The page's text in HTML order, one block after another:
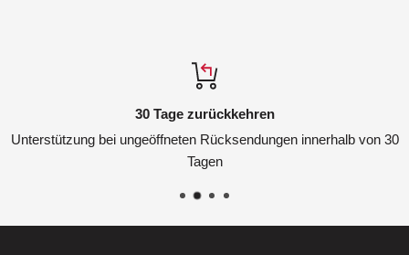
30 Tage zurückkehren
Unterstützung bei ungeöffneten Rücksendungen innerhalb von 30
Tagen